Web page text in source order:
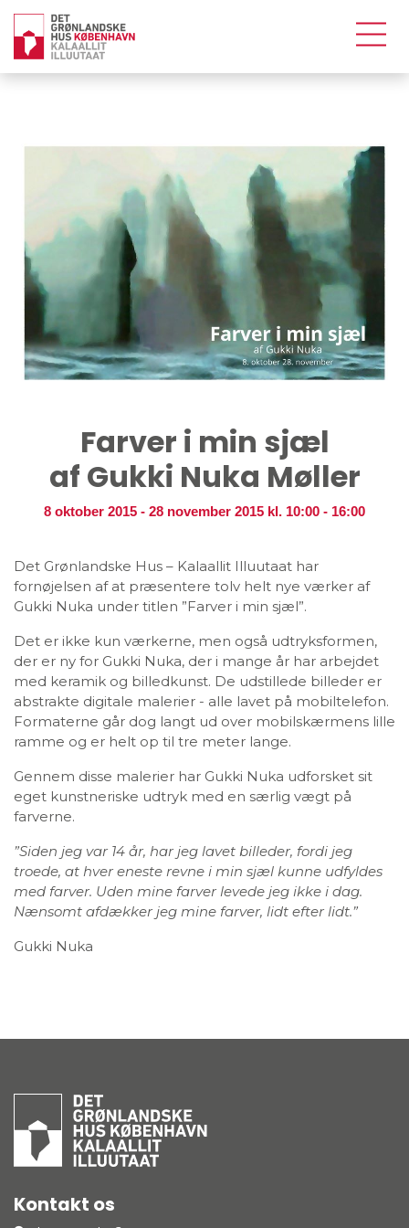
Farver i min sjæl
af Gukki Nuka Møller
8 oktober 2015 - 28 november 2015 kl. 10:00 - 16:00
Det Grønlandske Hus – Kalaallit Illuutaat har
fornøjelsen af at præsentere tolv helt nye værker af
Gukki Nuka under titlen ”Farver i min sjæl”.
Det er ikke kun værkerne, men også udtryksformen,
der er ny for Gukki Nuka, der i mange år har arbejdet
med keramik og billedkunst. De udstillede billeder er
abstrakte digitale malerier - alle lavet på mobiltelefon.
Formaterne går dog langt ud over mobilskærmens lille
ramme og er helt op til tre meter lange.
Gennem disse malerier har Gukki Nuka udforsket sit
eget kunstneriske udtryk med en særlig vægt på
farverne.
”Siden jeg var 14 år, har jeg lavet billeder, fordi jeg
troede, at hver eneste revne i min sjæl kunne udfyldes
med farver. Uden mine farver levede jeg ikke i dag.
Nænsomt afdækker jeg mine farver, lidt efter lidt.”
Gukki Nuka
Kontakt os